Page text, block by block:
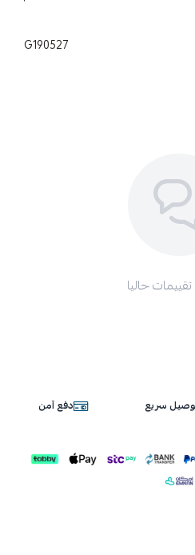
الاهتمام الذي تستحقه مع
G190527
حاليا
سريع دفع آمن